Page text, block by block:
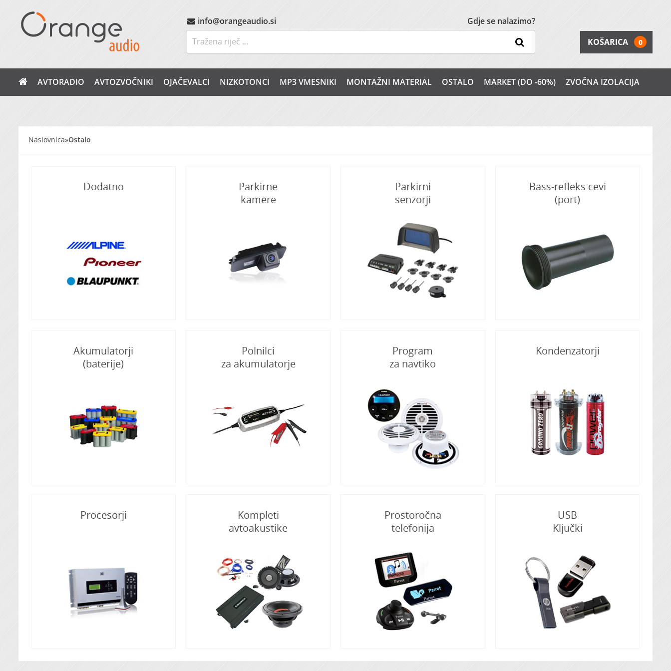
info@orangeaudio.si
Gdje se nalazimo?
KOŠARICA
0
AVTORADIO AVTOZVOČNIKI OJAČEVALCI NIZKOTONCI MP3 VMESNIKI MONTAŽNI MATERIAL OSTALO MARKET (DO -60%) ZVOČNA IZOLACIJA
Naslovnica»Ostalo
Dodatno
Parkirne
kamere
Parkirni
senzorji
Bass-refleks cevi
(port)
Akumulatorji
(baterije)
Polnilci
za akumulatorje
Program
za navtiko
Kondenzatorji
Procesorji
Kompleti
avtoakustike
Prostoročna
telefonija
USB
Ključki